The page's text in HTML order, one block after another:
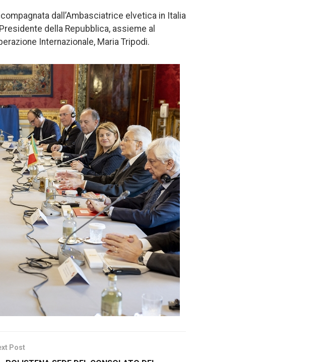
dall’Ambasciatrice elvetica in Italia
della Repubblica, assieme al
Internazionale, Maria Tripodi.
Post